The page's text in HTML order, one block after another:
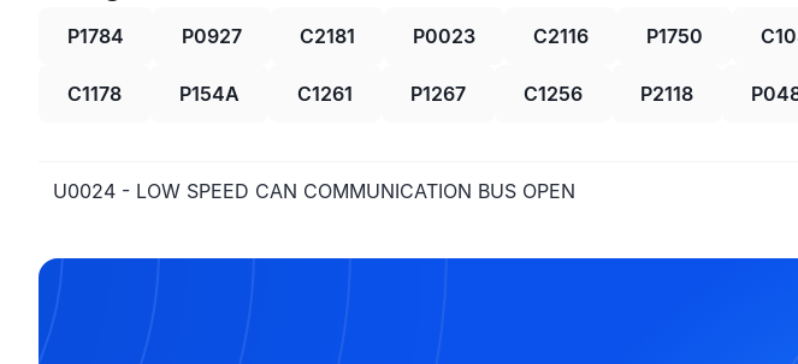
P1784 P0927 C2181 P0023 C2116 P1750
C1178 P154A C1261 P1267 C1256 P2118
U0024 - LOW SPEED CAN COMMUNICATION BUS OPEN